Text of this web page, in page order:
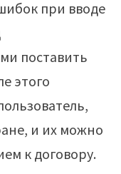
при вводе
поставить
этого
и их можно
к договору.